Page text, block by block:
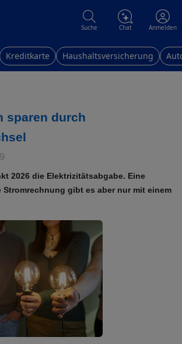
Suche Chat Anmelden
Kreditkarte Haushaltsversicherung
sparen durch
2026 die Elektrizitätsabgabe. Eine
Stromrechnung gibt es aber nur mit einem